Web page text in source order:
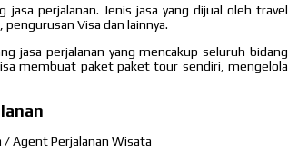
perjalanan. Jenis jasa yang dijual oleh travel
Visa dan lainnya.
jasa perjalanan yang mencakup seluruh bidang
membuat paket paket tour sendiri, mengelola
/ Agent Perjalanan Wisata